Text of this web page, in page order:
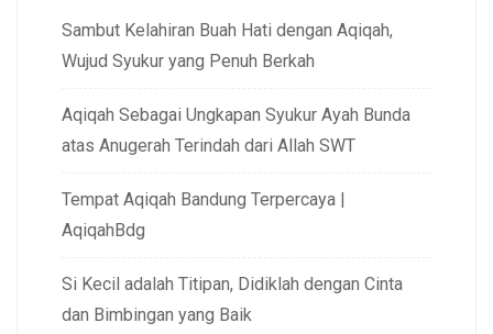
Sambut Kelahiran Buah Hati dengan Aqiqah,
Wujud Syukur yang Penuh Berkah
Aqiqah Sebagai Ungkapan Syukur Ayah Bunda
atas Anugerah Terindah dari Allah SWT
Tempat Aqiqah Bandung Terpercaya |
AqiqahBdg
Si Kecil adalah Titipan, Didiklah dengan Cinta
dan Bimbingan yang Baik